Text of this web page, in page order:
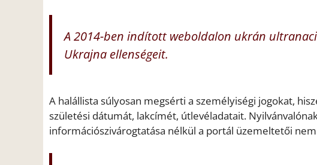
A 2014-ben indított weboldalon ukrán
Ukrajna ellenségeit.
A halállista súlyosan megsérti a személyiségi jogokat,
születési dátumát, lakcímét, útlevéladatait.
információszivárogtatása nélkül a portál üzemeltetői